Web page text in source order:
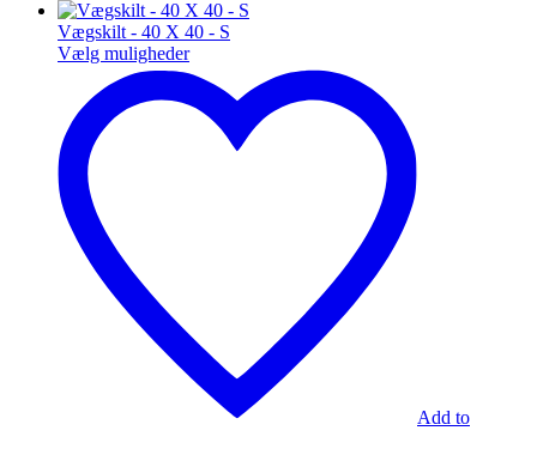
Vægskilt - 40 X 40 - S
Vælg muligheder
Add to